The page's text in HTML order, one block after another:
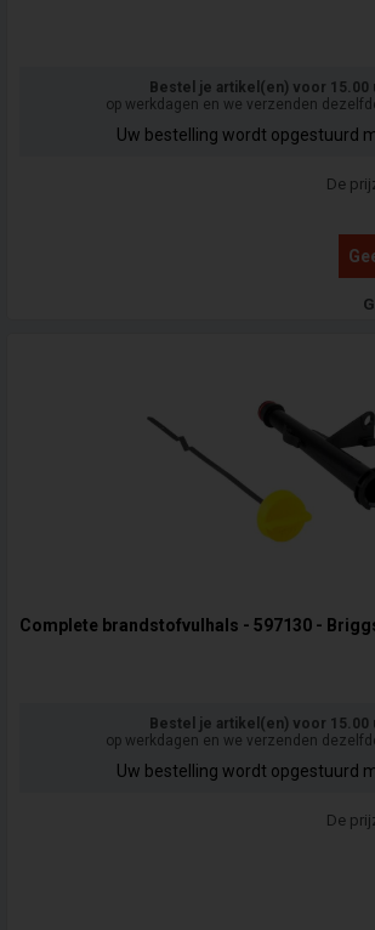
Bestel je artikel(en) voor 15.00
op werkdagen en we verzenden
Uw bestelling wordt opgestuurd
De
Complete brandstofvulhals - 597130 -
Bestel je artikel(en) voor 15.00
op werkdagen en we verzenden
Uw bestelling wordt opgestuurd
De